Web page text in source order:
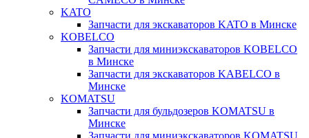
KATO
Запчасти для экскаваторов KATO в Минске
KOBELCO
Запчасти для миниэкскаваторов KOBELCO
в Минске
Запчасти для экскаваторов KABELCO в
Минске
KOMATSU
Запчасти для бульдозеров KOMATSU в
Минске
Запчасти для миниэкскаваторов KOMATSU